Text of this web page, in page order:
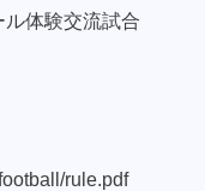
体験交流試合
rule.pdf